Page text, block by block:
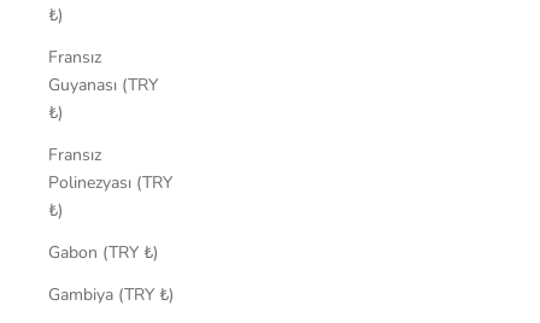
₺)
Fransız
Guyanası (TRY
₺)
Fransız
Polinezyası (TRY
₺)
Gabon (TRY ₺)
Gambiya (TRY ₺)